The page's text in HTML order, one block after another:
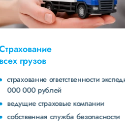
экспедитора до 40
безопасности